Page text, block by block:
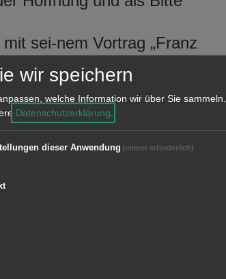
sei-nem Vortrag „Franz
Pionier in der
erhielten dabei
des
Kirche St. Peter
in Zuffenhausen, am
in Westhausen, dem
Gebäuden in
die
die von zahlreichen
wir speichern
welche Information wir über Sie sammeln.
Datenschutzerklärung.
dieser Anwendung (immer erforderlich)